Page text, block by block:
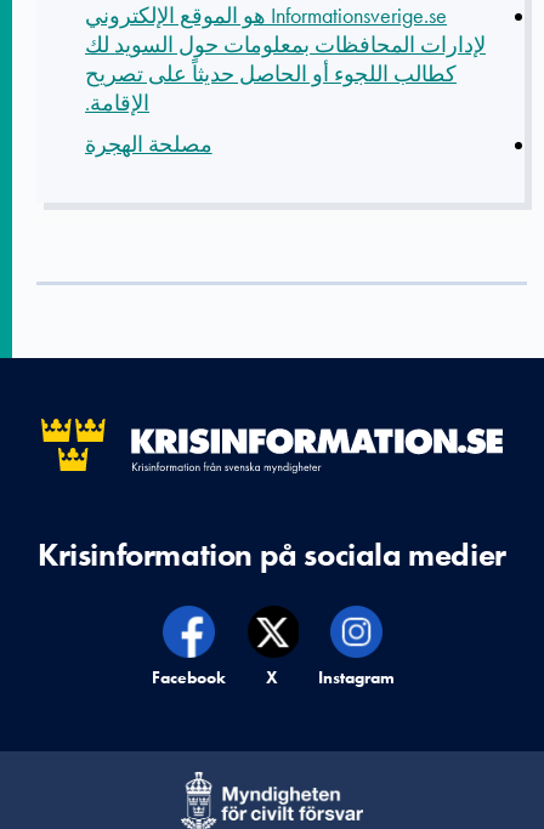
Informationsverige.se هو الموقع الإلكتروني
لإدارات المحافظات بمعلومات حول السويد لك
كطالب اللجوء أو الحاصل حديثاً على تصريح
الإقامة.
مصلحة الهجرة
Krisinformation på sociala medier
Krisinformation på,
Facebook Krisinformation på,
X Krisinformation på,
Instagram